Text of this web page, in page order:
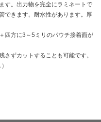
す。出力物を完全にラミネートで
できます。耐水性があります。厚
四方に3～5ミリのパウチ接着面が
さずカットすることも可能です。